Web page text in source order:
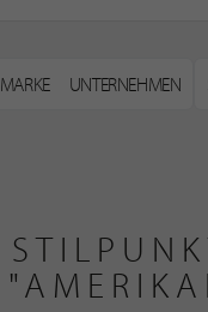
MARKE UNTERNEHMEN